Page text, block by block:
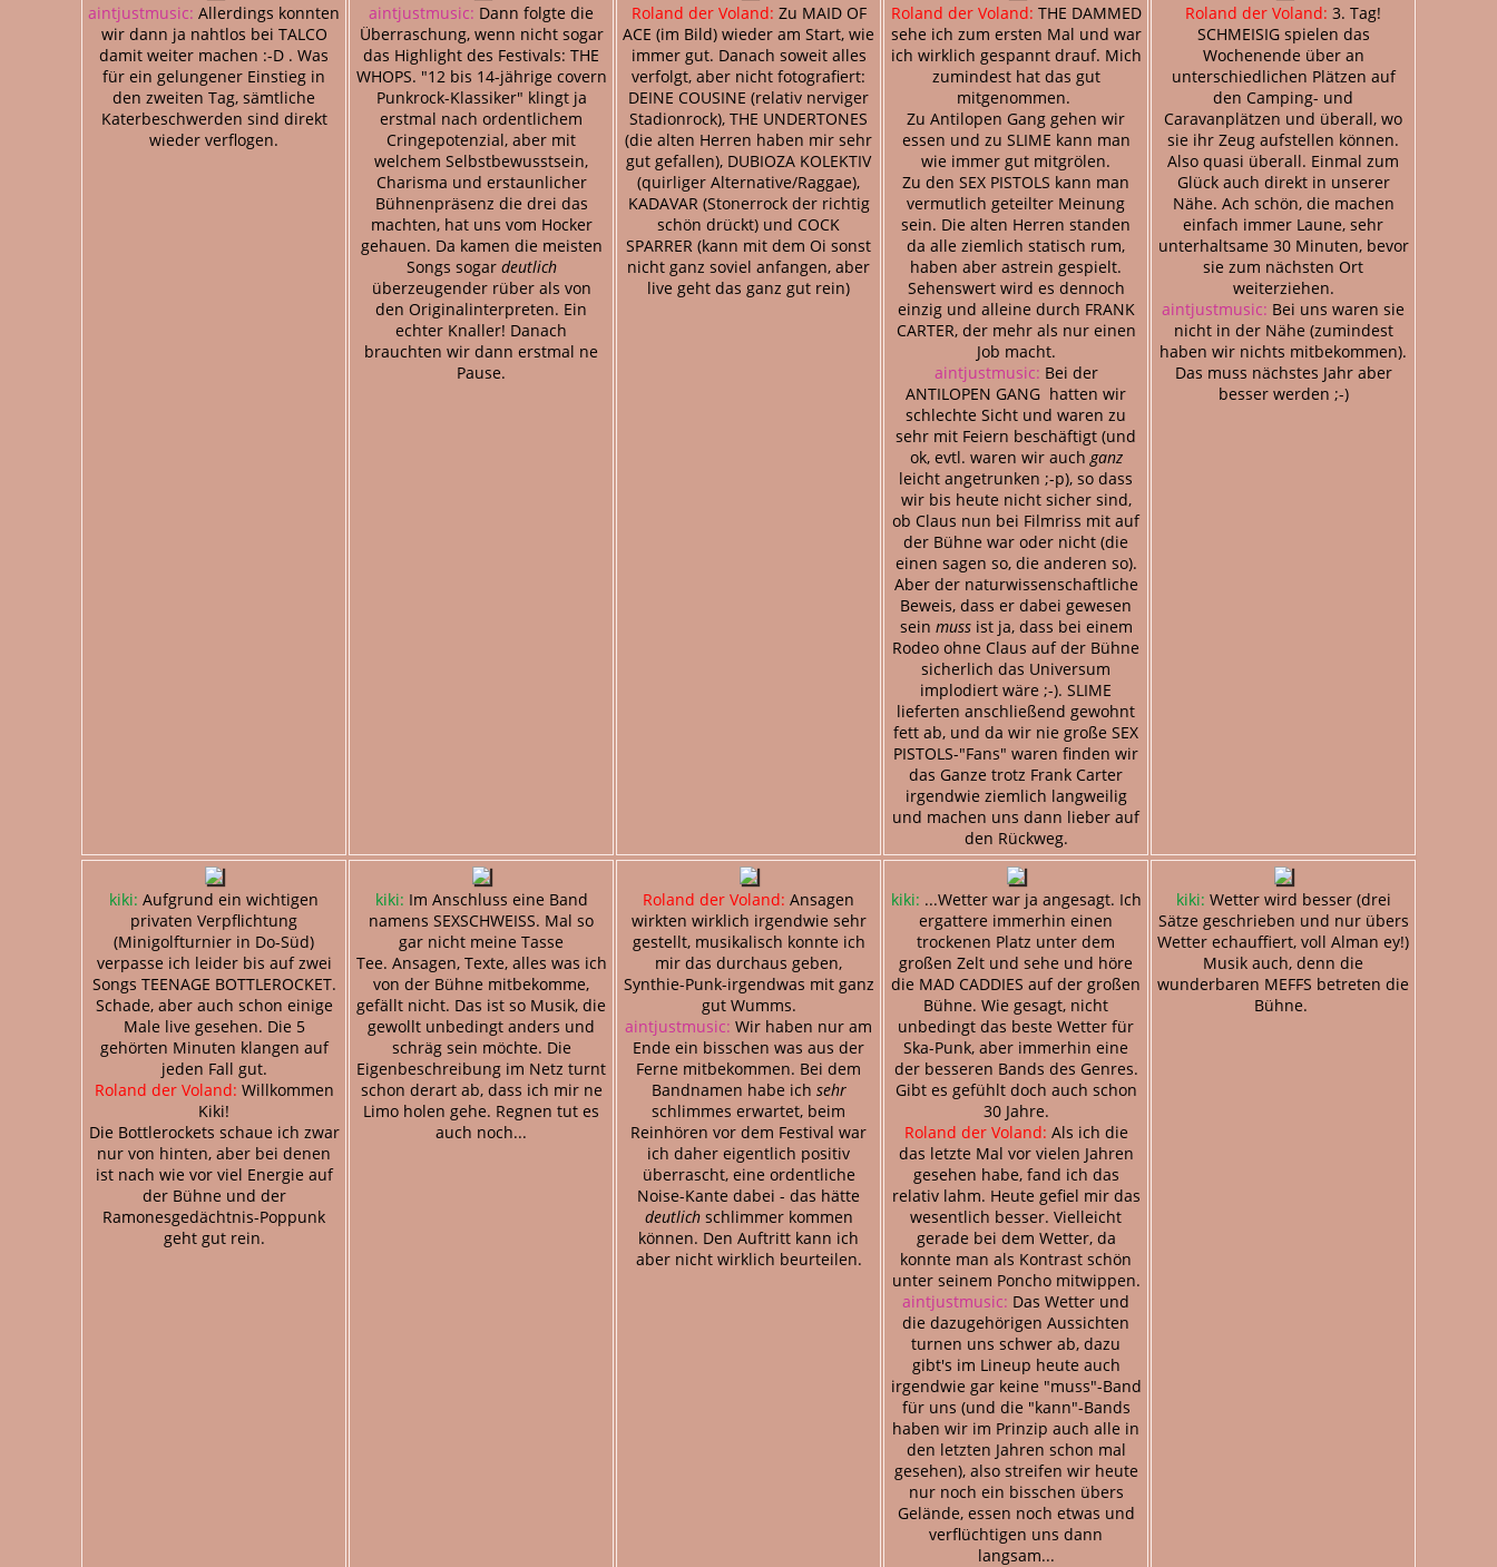
aintjustmusic: Allerdings konnten
wir dann ja nahtlos bei TALCO
damit weiter machen :-D . Was
für ein gelungener Einstieg in
den zweiten Tag, sämtliche
Katerbeschwerden sind direkt
wieder verflogen.
aintjustmusic: Dann folgte die
Überraschung, wenn nicht sogar
das Highlight des Festivals: THE
WHOPS. "12 bis 14-jährige covern
Punkrock-Klassiker" klingt ja
erstmal nach ordentlichem
Cringepotenzial, aber mit
welchem Selbstbewusstsein,
Charisma und erstaunlicher
Bühnenpräsenz die drei das
machten, hat uns vom Hocker
gehauen. Da kamen die meisten
Songs sogar deutlich
überzeugender rüber als von
den Originalinterpreten. Ein
echter Knaller! Danach
brauchten wir dann erstmal ne
Pause.
Roland der Voland: Zu MAID OF
ACE (im Bild) wieder am Start, wie
immer gut. Danach soweit alles
verfolgt, aber nicht fotografiert:
DEINE COUSINE (relativ nerviger
Stadionrock), THE UNDERTONES
(die alten Herren haben mir sehr
gut gefallen), DUBIOZA KOLEKTIV
(quirliger Alternative/Raggae),
KADAVAR (Stonerrock der richtig
schön drückt) und COCK
SPARRER (kann mit dem Oi sonst
nicht ganz soviel anfangen, aber
live geht das ganz gut rein)
Roland der Voland: THE DAMMED
sehe ich zum ersten Mal und war
ich wirklich gespannt drauf. Mich
zumindest hat das gut
mitgenommen.
Zu Antilopen Gang gehen wir
essen und zu SLIME kann man
wie immer gut mitgrölen.
Zu den SEX PISTOLS kann man
vermutlich geteilter Meinung
sein. Die alten Herren standen
da alle ziemlich statisch rum,
haben aber astrein gespielt.
Sehenswert wird es dennoch
einzig und alleine durch FRANK
CARTER, der mehr als nur einen
Job macht.
aintjustmusic: Bei der
ANTILOPEN GANG hatten wir
schlechte Sicht und waren zu
sehr mit Feiern beschäftigt (und
ok, evtl. waren wir auchganz
leicht angetrunken ;-p), so dass
wir bis heute nicht sicher sind,
ob Claus nun bei Filmriss mit auf
der Bühne war oder nicht (die
einen sagen so, die anderen so).
Aber der naturwissenschaftliche
Beweis, dass er dabei gewesen
sein mussist ja, dass bei einem
Rodeo ohne Claus auf der Bühne
sicherlich das Universum
implodiert wäre ;-). SLIME
lieferten anschließend gewohnt
fett ab, und da wir nie große SEX
PISTOLS-"Fans" waren finden wir
das Ganze trotz Frank Carter
irgendwie ziemlich langweilig
und machen uns dann lieber auf
den Rückweg.
Roland der Voland: 3. Tag!
SCHMEISIG spielen das
Wochenende über an
unterschiedlichen Plätzen auf
den Camping- und
Caravanplätzen und überall, wo
sie ihr Zeug aufstellen können.
Also quasi überall. Einmal zum
Glück auch direkt in unserer
Nähe. Ach schön, die machen
einfach immer Laune, sehr
unterhaltsame 30 Minuten, bevor
sie zum nächsten Ort
weiterziehen.
aintjustmusic: Bei uns waren sie
nicht in der Nähe (zumindest
haben wir nichts mitbekommen).
Das muss nächstes Jahr aber
besser werden ;-)
kiki: Aufgrund ein wichtigen
privaten Verpflichtung
(Minigolfturnier in Do-Süd)
verpasse ich leider bis auf zwei
Songs TEENAGE BOTTLEROCKET.
Schade, aber auch schon einige
Male live gesehen. Die 5
gehörten Minuten klangen auf
jeden Fall gut.
Roland der Voland: Willkommen
Kiki!
Die Bottlerockets schaue ich zwar
nur von hinten, aber bei denen
ist nach wie vor viel Energie auf
der Bühne und der
Ramonesgedächtnis-Poppunk
geht gut rein.
kiki: Im Anschluss eine Band
namens SEXSCHWEISS. Mal so
gar nicht meine Tasse
Tee. Ansagen, Texte, alles was ich
von der Bühne mitbekomme,
gefällt nicht. Das ist so Musik, die
gewollt unbedingt anders und
schräg sein möchte. Die
Eigenbeschreibung im Netz turnt
schon derart ab, dass ich mir ne
Limo holen gehe. Regnen tut es
auch noch...
Roland der Voland: Ansagen
wirkten wirklich irgendwie sehr
gestellt, musikalisch konnte ich
mir das durchaus geben,
Synthie-Punk-irgendwas mit ganz
gut Wumms.
aintjustmusic: Wir haben nur am
Ende ein bisschen was aus der
Ferne mitbekommen. Bei dem
Bandnamen habe ich sehr
schlimmes erwartet, beim
Reinhören vor dem Festival war
ich daher eigentlich positiv
überrascht, eine ordentliche
Noise-Kante dabei - das hätte
deutlichschlimmer kommen
können. Den Auftritt kann ich
aber nicht wirklich beurteilen.
kiki: ...Wetter war ja angesagt. Ich
ergattere immerhin einen
trockenen Platz unter dem
großen Zelt und sehe und höre
die MAD CADDIES auf der großen
Bühne. Wie gesagt, nicht
unbedingt das beste Wetter für
Ska-Punk, aber immerhin eine
der besseren Bands des Genres.
Gibt es gefühlt doch auch schon
30 Jahre.
Roland der Voland: Als ich die
das letzte Mal vor vielen Jahren
gesehen habe, fand ich das
relativ lahm. Heute gefiel mir das
wesentlich besser. Vielleicht
gerade bei dem Wetter, da
konnte man als Kontrast schön
unter seinem Poncho mitwippen.
aintjustmusic: Das Wetter und
die dazugehörigen Aussichten
turnen uns schwer ab, dazu
gibt's im Lineup heute auch
irgendwie gar keine "muss"-Band
für uns (und die "kann"-Bands
haben wir im Prinzip auch alle in
den letzten Jahren schon mal
gesehen), also streifen wir heute
nur noch ein bisschen übers
Gelände, essen noch etwas und
verflüchtigen uns dann
langsam...
kiki: Wetter wird besser (drei
Sätze geschrieben und nur übers
Wetter echauffiert, voll Alman ey!)
Musik auch, denn die
wunderbaren MEFFS betreten die
Bühne.